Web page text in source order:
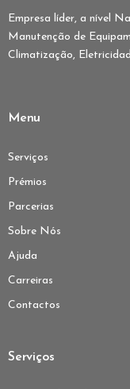
Empresa líder, a nível
Manutenção de
Climatização,
Menu
Serviços
Prémios
Parcerias
Sobre Nós
Ajuda
Carreiras
Contactos
Serviços